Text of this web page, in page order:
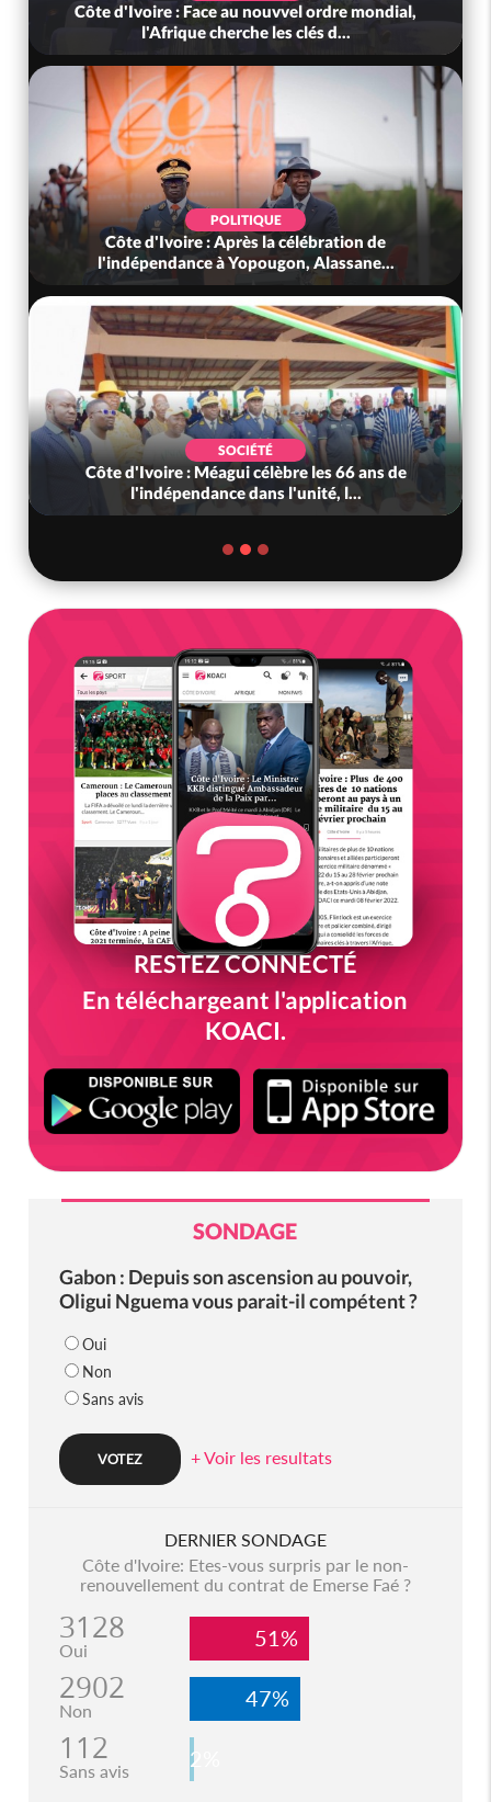
Côte d'Ivoire : Face au nouvvel ordre mondial,
l'Afrique cherche les clés d...
POLITIQUE
Côte d'Ivoire : Après la célébration de
l'indépendance à Yopougon, Alassane...
SOCIÉTÉ
Côte d'Ivoire : Méagui célèbre les 66 ans de
l'indépendance dans l'unité, l...
RESTEZ CONNECTÉ
En téléchargeant l'application
KOACI.
SONDAGE
Gabon : Depuis son ascension au pouvoir,
Oligui Nguema vous parait-il compétent ?
Oui
Non
Sans avis
+ Voir les resultats
DERNIER SONDAGE
Côte d'Ivoire: Etes-vous surpris par le non-
renouvellement du contrat de Emerse Faé ?
3128
Oui 51%
2902
Non 47%
112
Sans avis 2%